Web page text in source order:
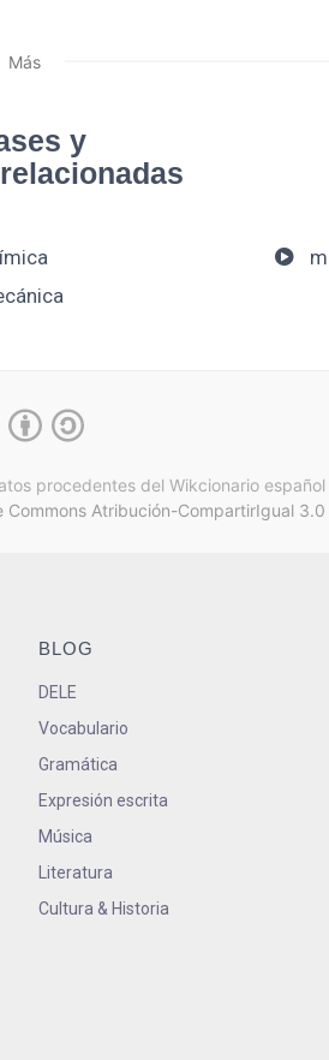
Más
y
procedentes del Wikcionario español
Commons Atribución-CompartirIgual 3.0
BLOG
DELE
Vocabulario
Gramática
Expresión escrita
Música
Literatura
Cultura & Historia